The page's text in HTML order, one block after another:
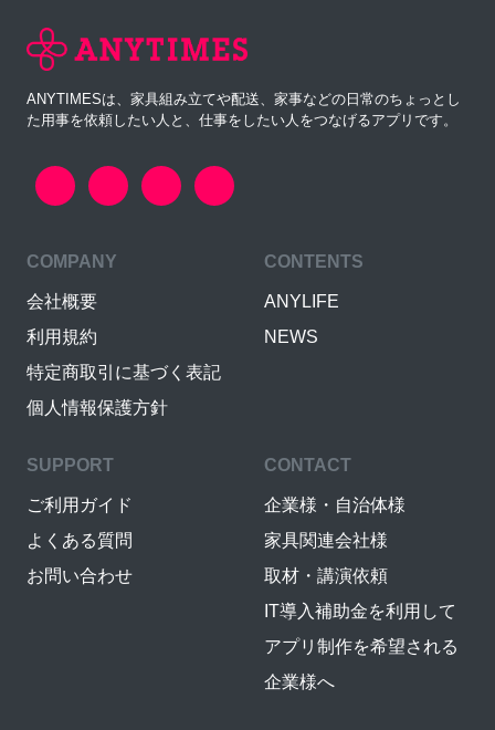
ANYTIMESは、家具組み立てや配送、家事などの日常のちょっとし
た用事を依頼したい人と、仕事をしたい人をつなげるアプリです。
COMPANY
会社概要
利用規約
特定商取引に基づく表記
個人情報保護方針
CONTENTS
ANYLIFE
NEWS
SUPPORT
ご利用ガイド
よくある質問
お問い合わせ
CONTACT
企業様・自治体様
家具関連会社様
取材・講演依頼
IT導入補助金を利用して
アプリ制作を希望される
企業様へ